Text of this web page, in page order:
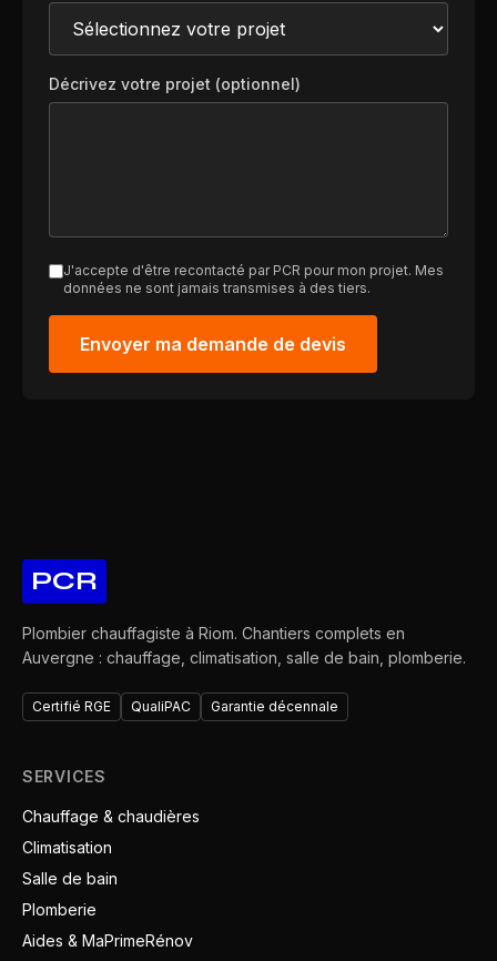
Décrivez votre projet (optionnel)
J'accepte d'être recontacté par PCR pour mon projet. Mes
données ne sont jamais transmises à des tiers.
Envoyer ma demande de devis
PCR
Plombier chauffagiste à Riom. Chantiers complets en
Auvergne : chauffage, climatisation, salle de bain, plomberie.
Certifié RGE QualiPAC Garantie décennale
SERVICES
Chauffage & chaudières
Climatisation
Salle de bain
Plomberie
Aides & MaPrimeRénov